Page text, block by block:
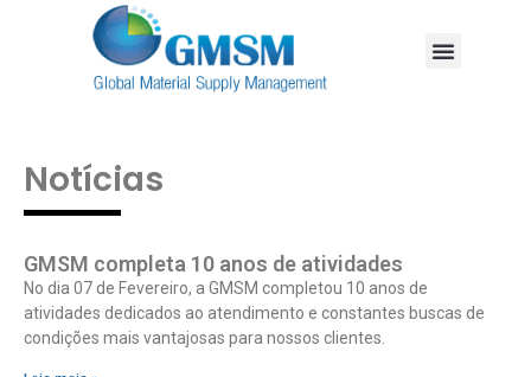
Notícias
GMSM completa 10 anos de atividades
No dia 07 de Fevereiro, a GMSM completou 10 anos de
atividades dedicados ao atendimento e constantes buscas de
condições mais vantajosas para nossos clientes.